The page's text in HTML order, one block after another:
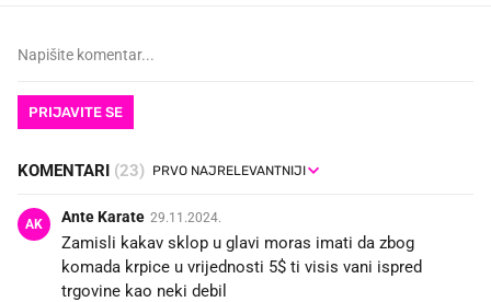
PRIJAVITE SE
KOMENTARI (23)
AK Ante Karate 29.11.2024.
Zamisli kakav sklop u glavi moras imati da zbog
komada krpice u vrijednosti 5$ ti visis vani ispred
trgovine kao neki debil